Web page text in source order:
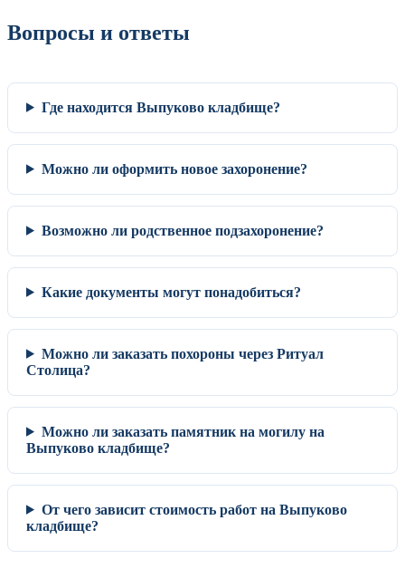
Вопросы и ответы
Где находится Выпуково кладбище?
Можно ли оформить новое захоронение?
Возможно ли родственное подзахоронение?
Какие документы могут понадобиться?
Можно ли заказать похороны через Ритуал
Столица?
Можно ли заказать памятник на могилу на
Выпуково кладбище?
От чего зависит стоимость работ на Выпуково
кладбище?